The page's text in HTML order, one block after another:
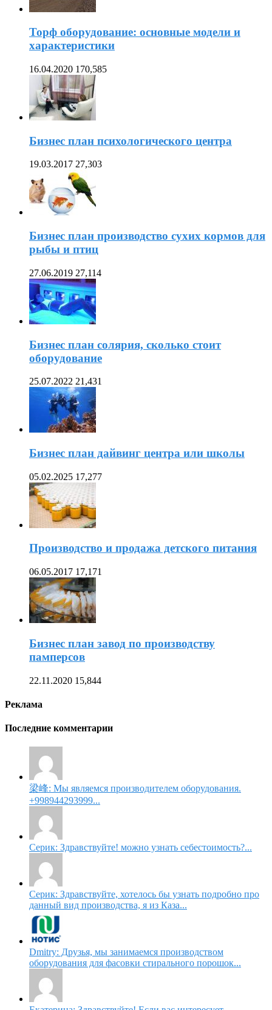
Торф оборудование: основные модели и
характеристики
16.04.2020 170,585
Бизнес план психологического центра
19.03.2017 27,303
Бизнес план производство сухих кормов для
рыбы и птиц
27.06.2019 27,114
Бизнес план солярия, сколько стоит
оборудование
25.07.2022 21,431
Бизнес план дайвинг центра или школы
05.02.2025 17,277
Производство и продажа детского питания
06.05.2017 17,171
Бизнес план завод по производству
памперсов
22.11.2020 15,844
Реклама
Последние комментарии
梁峰: Мы являемся производителем оборудования.
+998944293999...
Серик: Здравствуйте! можно узнать себестоимость?...
Серик: Здравствуйте, хотелось бы узнать подробно про
данный вид производства, я из Каза...
Dmitry: Друзья, мы занимаемся производством
оборудования для фасовки стирального порошок...